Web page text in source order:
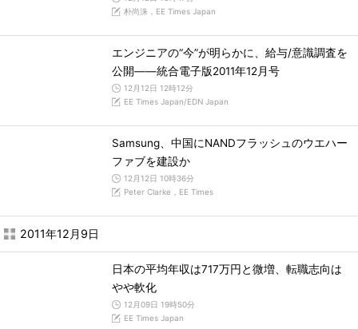
朴尚洙，EE Times Japan
エンジニアの“今”が明らかに、給与/意識調査を
公開――統合電子版2011年12月号
12月12日 12時12分
EE Times Japan/EDN Japan
Samsung、中国にNANDフラッシュのウエハー
ファブを建設か
12月12日 10時36分
Peter Clarke，EE Times
2011年12月9日
日本の平均年収は717万円と微増、転職志向は
やや軟化
12月09日 19時50分
EE Times Japan